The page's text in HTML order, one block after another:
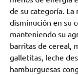
de su categoría. La
disminución en su
manteniendo su
barritas de cereal,
galletitas, leche
hamburguesas